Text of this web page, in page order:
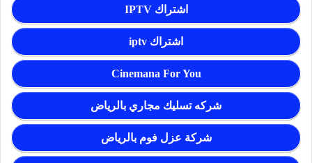
اشتراك IPTV
اشتراك iptv
Cinemana For You
شركه تسليك مجاري بالرياض
شركة عزل فوم بالرياض